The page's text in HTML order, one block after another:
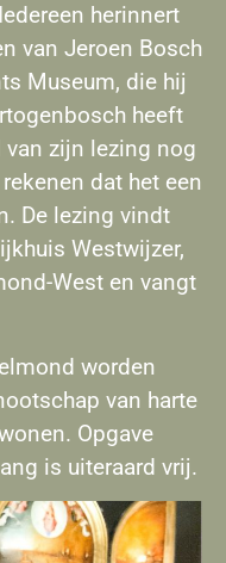
herinnert
van Jeroen Bosch
Museum, die hij
heeft
zijn lezing nog
dat het een
De lezing vindt
Westwijzer,
West en vangt
worden
van harte
Opgave
is uiteraard vrij.